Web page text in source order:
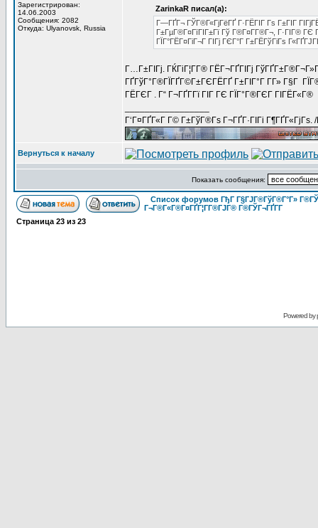
Зарегистрирован:
14.06.2003
Сообщения: 2082
Откуда: Ulyanovsk, Russia
ZarinkaR писал(а):
Г—ГҐГ¬ ГЎГ®Г«ГјГёГҐ Г·ГЁГІГ Гѕ Г±ГІГ
Г±ГµГ®Г¤ГїГІГ±Гї Гў Г®Г¤Г­Г®Г¬, Г·ГІГ® ГЄ
ГЇГ°ГЁГ¤ГіГ¬Г ГІГј ГЄГ°Г Г±ГЁГўГіГѕ
Г…Г±ГІГј. ГЌГіГ¦Г­Г® ГЁГ¬ГҐГІГј
ГҐГўГ°Г®ГЇГҐГ©Г±ГЄГЁГҐ Г±ГІГ°Г Г­Г» Г§Г
ГЁГЄГ . Г“ Г¬ГҐГ­Гї ГІГ ГЄ ГЇГ°Г®ГЄГ ГІГЁГ«Г®
Г‘Г¤ГҐГ«Г Г© Г±ГўГ®Гѕ Г¬ГҐГ·ГІГі Г¶ГҐГ«ГјГѕ.
Вернуться к началу
Показать сообщения:
Список форумов ГђГ Г§ГЈГ®ГўГ®Г°Г»
Г¬Г®Г«Г®Г¤ГҐГ¦Г­Г®ГЈГ® Г®ГЎГ¬ГҐГ­Г
Страница 23 из 23
Powered by